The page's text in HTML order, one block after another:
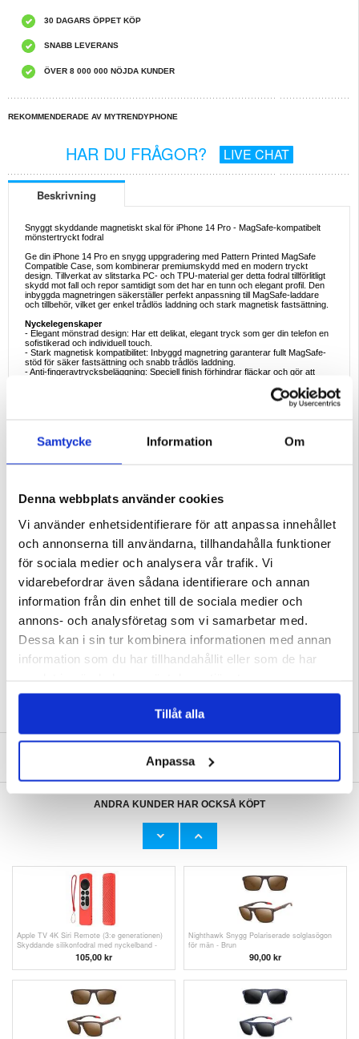
Samtycke Information Om
Denna webbplats använder cookies
Vi använder enhetsidentifierare för att anpassa innehållet
och annonserna till användarna, tillhandahålla funktioner
för sociala medier och analysera vår trafik. Vi
vidarebefordrar även sådana identifierare och annan
information från din enhet till de sociala medier och
annons- och analysföretag som vi samarbetar med.
Dessa kan i sin tur kombinera informationen med annan
information som du har tillhandahållit eller som de har
Tillåt alla
Anpassa
30 DAGARS ÖPPET KÖP
SNABB LEVERANS
ÖVER 8 000 000 NÖJDA KUNDER
REKOMMENDERADE AV MYTRENDYPHONE
HAR DU FRÅGOR? LIVE CHAT
Beskrivning
Snyggt skyddande magnetiskt skal för iPhone 14 Pro - MagSafe-kompatibelt
mönstertryckt fodral
Ge din iPhone 14 Pro en snygg uppgradering med Pattern Printed MagSafe
Compatible Case, som kombinerar premiumskydd med en modern tryckt
design. Tillverkat av slitstarka PC- och TPU-material ger detta fodral tillförlitligt
skydd mot fall och repor samtidigt som det har en tunn och elegant profil. Den
inbyggda magnetringen säkerställer perfekt anpassning till MagSafe-laddare
och tillbehör, vilket ger enkel trådlös laddning och stark magnetisk fastsättning.
Nyckelegenskaper
- Elegant mönstrad design: Har ett delikat, elegant tryck som ger din telefon en
sofistikerad och individuell touch.
- Stark magnetisk kompatibilitet: Inbyggd magnetring garanterar fullt MagSafe-
stöd för säker fastsättning och snabb trådlös laddning.
- Anti-fingeravtrycksbeläggning: Speciell finish förhindrar fläckar och gör att
- Stötsäkert hybridskydd: Förstärkta TPU-kanter och en hård PC-bakplatta
ger ett pålitligt skydd för vardagen.
fodralet.
- Modemedvetna användare: Perfekt för dig som vill ha elegans och hållbarhet i
Det mönstertryckta MagSafe-fodralet för iPhone 14 Pro kombinerar estetik och
sömlös MagSafe-kompatibilitet. Det är den perfekta balansen mellan mode och
Skal & Tillbehör
ANDRA KUNDER HAR OCKSÅ KÖPT
Apple TV 4K Siri Remote (3:e generationen)
Apple TV 4K Siri Remote (3:e generationen)
Apple TV 4K Siri Remote (3:e generationen)
Skyddande silikonfodral med nyckelband -
105,00 kr
Nighthawk Snygg Polariserade solglasögon
för män - Brun
90,00 kr